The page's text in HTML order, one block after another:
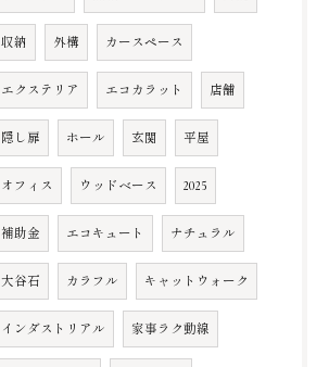
収納 外構 カースペース
エクステリア エコカラット 店舗
隠し扉 ホール 玄関 平屋
オフィス ウッドベース 2025
補助金 エコキュート ナチュラル
大谷石 カラフル キャットウォーク
インダストリアル 家事ラク動線